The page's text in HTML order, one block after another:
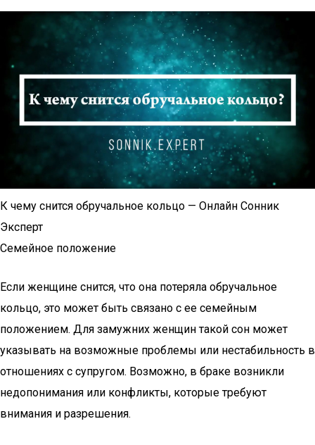
К чему снится обручальное кольцо — Онлайн Сонник
Эксперт
Семейное положение
Если женщине снится, что она потеряла обручальное
кольцо, это может быть связано с ее семейным
положением. Для замужних женщин такой сон может
указывать на возможные проблемы или нестабильность в
отношениях с супругом. Возможно, в браке возникли
недопонимания или конфликты, которые требуют
внимания и разрешения.